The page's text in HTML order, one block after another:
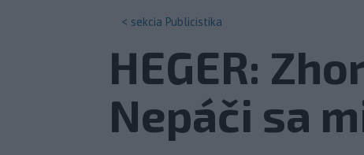
< sekcia Publicistika
HEGER:
Nepáči sa